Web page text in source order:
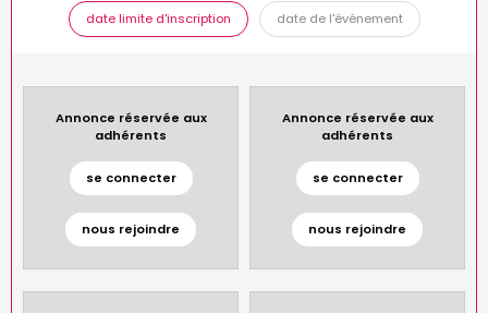
date limite d'inscription date de l'événement
Annonce réservée aux
adhérents
se connecter
nous rejoindre
Annonce réservée aux
adhérents
se connecter
nous rejoindre